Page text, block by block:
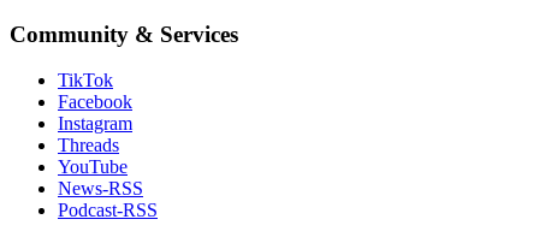
Community & Services
TikTok
Facebook
Instagram
Threads
YouTube
News-RSS
Podcast-RSS